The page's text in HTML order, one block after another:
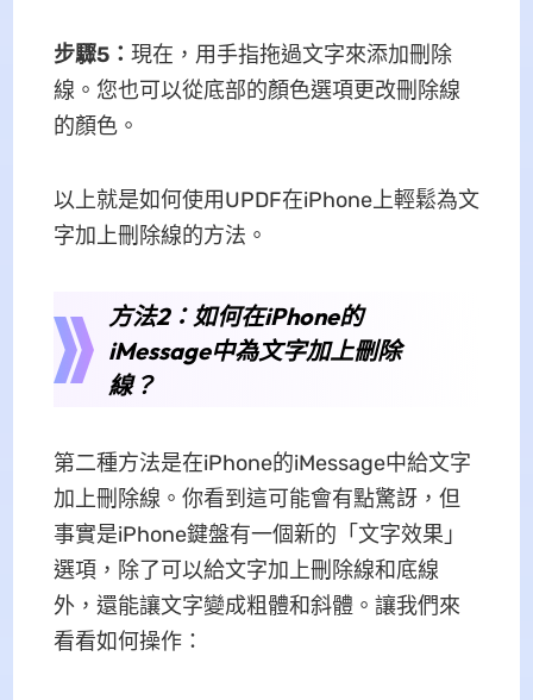
步驟5： 現在，用手指拖過文字來添加刪除
線。您也可以從底部的顏色選項更改刪除線
的顏色。
以上就是如何使用UPDF在iPhone上輕鬆為文
字加上刪除線的方法。
方法2：如何在iPhone的
iMessage中為文字加上刪除
線？
第二種方法是在iPhone的iMessage中給文字
加上刪除線。你看到這可能會有點驚訝，但
事實是iPhone鍵盤有一個新的「文字效果」
選項，除了可以給文字加上刪除線和底線
外，還能讓文字變成粗體和斜體。讓我們來
看看如何操作：